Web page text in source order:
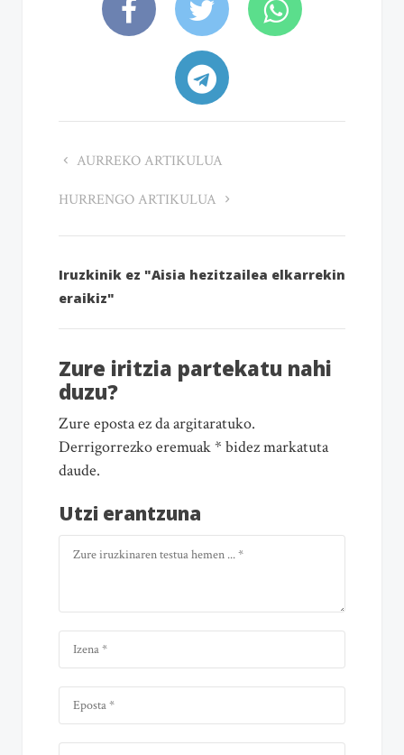
AURREKO ARTIKULUA
HURRENGO ARTIKULUA
Iruzkinik ez "Aisia hezitzailea elkarrekin
eraikiz"
Zure iritzia partekatu nahi
duzu?
Zure eposta ez da argitaratuko.
Derrigorrezko eremuak * bidez markatuta
daude.
Utzi erantzuna